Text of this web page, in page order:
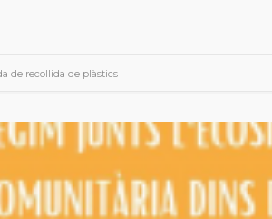
de recollida de plàstics